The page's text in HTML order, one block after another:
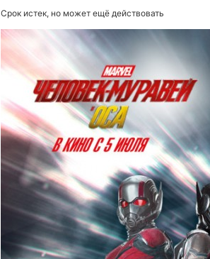
Срок истек, но может ещё действовать